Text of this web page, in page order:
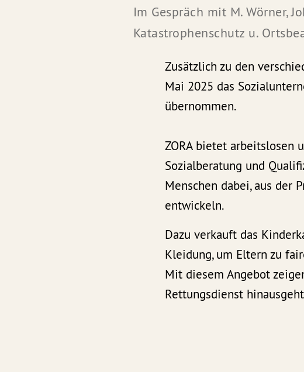
Im Gespräch mit M. Wörner,
Katastrophenschutz u.
Zusätzlich zu den
Mai 2025 das
übernommen.
ZORA bietet arbeitslosen
Sozialberatung und
Menschen dabei, aus der
entwickeln.
Dazu verkauft das
Kleidung, um Eltern zu
Mit diesem Angebot
Rettungsdienst